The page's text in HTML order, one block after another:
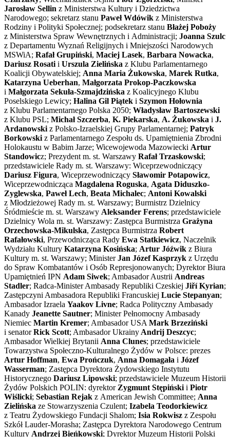
Jarosław Sellin z Ministerstwa Kultury i Dziedzictwa
Narodowego; sekretarz stanu Paweł Wdówik z Ministerstwa
Rodziny i Polityki Społecznej; podsekretarz stanu Błażej Poboży
z Ministerstwa Spraw Wewnętrznych i Administracji; Joanna Szulc
z Departamentu Wyznań Religijnych i Mniejszości Narodowych
MSWiA; Rafał Grupiński, Maciej Lasek, Barbara Nowacka,
Dariusz Rosati i Urszula Zielińska z Klubu Parlamentarnego
Koalicji Obywatelskiej; Anna Maria Żukowska, Marek Rutka,
Katarzyna Ueberhan, Małgorzata Prokop-Paczkowska
i Małgorzata Sekuła-Szmajdzińska z Koalicyjnego Klubu
Poselskiego Lewicy; Halina Gil Piątek i Szymon Hołownia
z Klubu Parlamentarnego Polska 2050; Władysław Bartoszewski
z Klubu PSL; Michał Szczerba, K. Piekarska, A. Żukowska i J.
Ardanowski z Polsko-Izraelskiej Grupy Parlamentarnej; Patryk
Borkowski z Parlamentarnego Zespołu ds. Upamiętnienia Zbrodni
Holokaustu w Babim Jarze; Wicewojewoda Mazowiecki Artur
Standowicz; Prezydent m. st. Warszawy Rafał Trzaskowski;
przedstawiciele Rady m. st. Warszawy: Wiceprzewodniczący
Dariusz Figura, Wiceprzewodniczący Sławomir Potapowicz,
Wiceprzewodnicząca Magdalena Roguska, Agata Diduszko-
Zyglewska, Paweł Lech, Beata Michalec; Antoni Kowalski
z Młodzieżowej Rady m. st. Warszawy; Burmistrz Dzielnicy
Śródmieście m. st. Warszawy Aleksander Ferens; przedstawiciele
Dzielnicy Wola m. st. Warszawy: Zastępca Burmistrza Grażyna
Orzechowska-Mikulska, Zastępca Burmistrza Robert
Rafałowski, Przewodnicząca Rady Ewa Statkiewicz, Naczelnik
Wydziału Kultury Katarzyna Kosińska; Artur Jóźwik z Biura
Kultury m. st. Warszawy; MinisterJan Józef Kasprzyk z Urzędu
do Spraw Kombatantów i Osób Represjonowanych; Dyrektor Biura
Upamiętnień IPN Adam Siwek; Ambasador Austrii Andreas
Stadler; Radca-Minister Ambasady Republiki Czeskiej Jiří Kyrian;
Zastępczyni Ambasadora Republiki Francuskiej Lucie Stepanyan;
Ambasador Izraela Yaakov Livne; Radca Polityczny Ambasady
Kanady Jeanette Sautner; Minister Pełnomocny Ambasady
Niemiec Martin Kremer; Ambasador USA Mark Brzeziński
i senatorRick Scott; Ambasador Ukrainy Andrij Deszcyc;
Ambasador Wielkiej Brytanii Anna Clunes; przedstawiciele
Towarzystwa Społeczno-Kulturalnego Żydów w Polsce: prezes
Artur Hoffman, Ewa Prończuk, Anna Domagała i Józef
Wasserman; Zastępca Dyrektora Żydowskiego Instytutu
Historycznego Dariusz Lipowski; przedstawiciele Muzeum Historii
Żydów Polskich POLIN: dyrektor Zygmunt Stępiński i Piotr
Wiślicki; Sebastian Rejak z American Jewish Committee; Anna
Zielińska ze Stowarzyszenia Czulent; Izabela Teodorkiewicz
z Teatru Żydowskiego Fundacji Shalom; Isia Rokwisz z Zespołu
Szkół Lauder-Morasha; Zastępca Dyrektora Narodowego Centrum
Kultury Andrzej Bieńkowski; Dyrektor Muzeum Historii Polski